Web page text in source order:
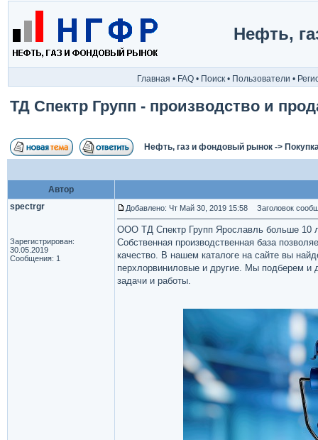
Нефть,
Главная • FAQ • Поиск • Пользователи •
ТД Спектр Групп - производство и
Нефть, газ и фондовый рынок ->
Автор
spectrgr
Зарегистрирован:
30.05.2019
Сообщения: 1
Добавлено: Чт Май 30, 2019 15:58 Заголовок
ООО ТД Спектр Групп Ярославль больше 10
Собственная производственная база
качество. В нашем каталоге на сайте вы
перхлорвиниловые и другие. Мы подберем
задачи и работы.